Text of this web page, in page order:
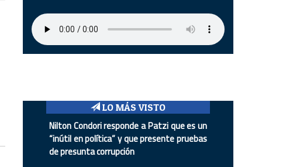
LO MÁS VISTO
Nilton Condori responde a Patzi que es un
“inútil en política” y que presente pruebas
de presunta corrupción